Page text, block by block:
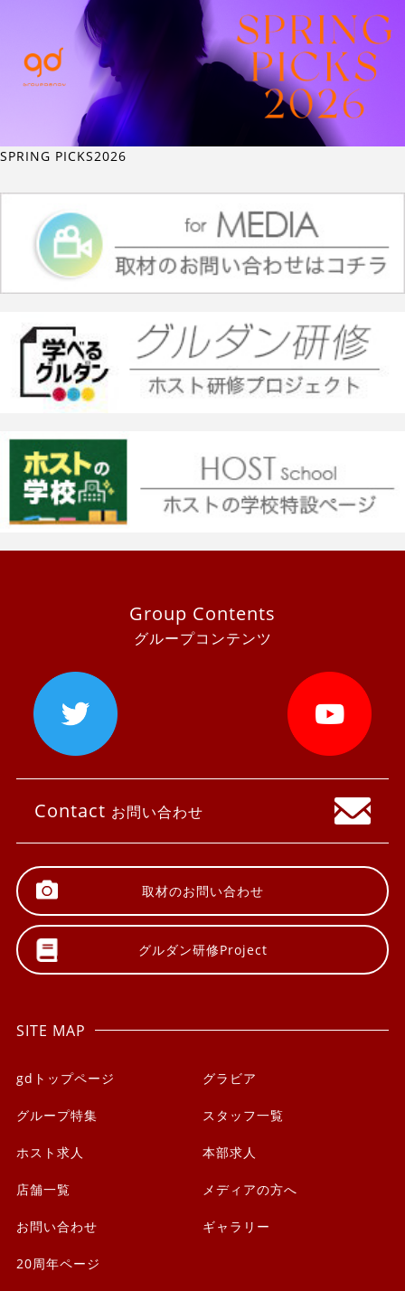
SPRING PICKS2026
Group Contents
グループコンテンツ
Contact お問い合わせ
取材のお問い合わせ
グルダン研修Project
SITE MAP
gdトップページ グラビア
グループ特集 スタッフ一覧
ホスト求人 本部求人
店舗一覧 メディアの方へ
お問い合わせ ギャラリー
20周年ページ